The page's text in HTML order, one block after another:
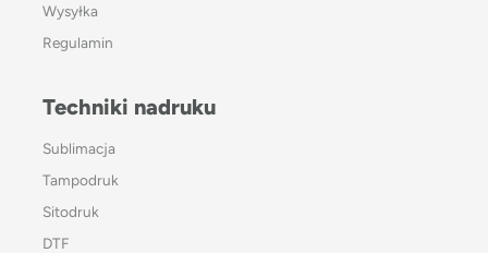
Wysyłka
Regulamin
Techniki nadruku
Sublimacja
Tampodruk
Sitodruk
DTF